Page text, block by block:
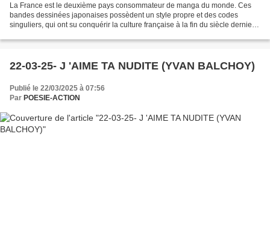
La France est le deuxième pays consommateur de manga du monde. Ces
bandes dessinées japonaises possèdent un style propre et des codes
singuliers, qui ont su conquérir la culture française à la fin du siècle dernier.
22-03-25- J 'AIME TA NUDITE (YVAN BALCHOY)
Publié le 22/03/2025 à 07:56
Par POESIE-ACTION